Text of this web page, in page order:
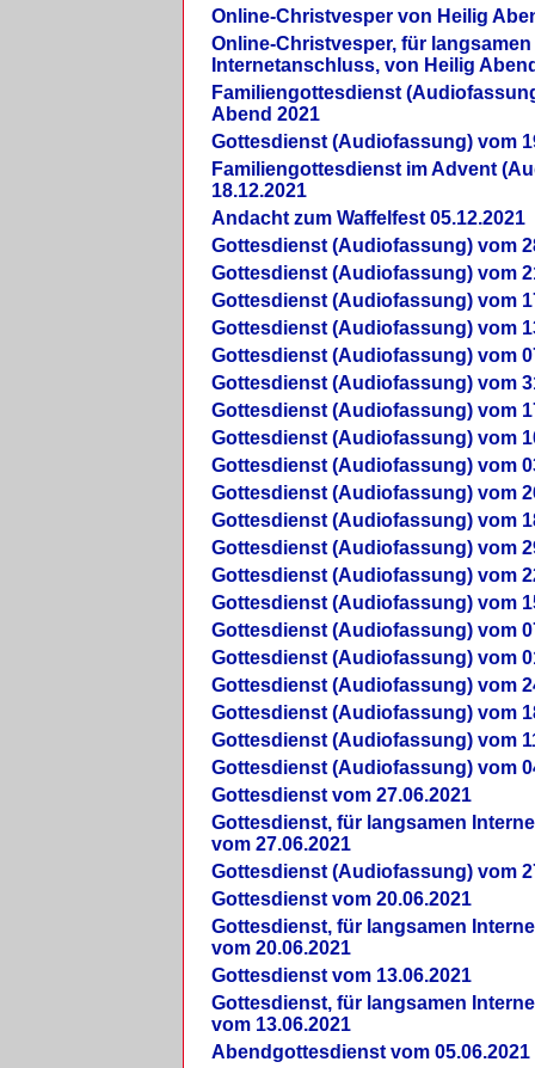
Online-Christvesper von Heilig
Online-Christvesper, für langsamen
Internetanschluss, von Heilig
Familiengottesdienst
Abend 2021
Gottesdienst (Audiofassung) vom
Familiengottesdienst im Advent
18.12.2021
Andacht zum Waffelfest 05.12.2021
Gottesdienst (Audiofassung) vom
Gottesdienst (Audiofassung) vom
Gottesdienst (Audiofassung) vom
Gottesdienst (Audiofassung) vom
Gottesdienst (Audiofassung) vom
Gottesdienst (Audiofassung) vom
Gottesdienst (Audiofassung) vom
Gottesdienst (Audiofassung) vom
Gottesdienst (Audiofassung) vom
Gottesdienst (Audiofassung) vom
Gottesdienst (Audiofassung) vom
Gottesdienst (Audiofassung) vom
Gottesdienst (Audiofassung) vom
Gottesdienst (Audiofassung) vom
Gottesdienst (Audiofassung) vom
Gottesdienst (Audiofassung) vom
Gottesdienst (Audiofassung) vom
Gottesdienst (Audiofassung) vom
Gottesdienst (Audiofassung) vom
Gottesdienst (Audiofassung) vom
Gottesdienst vom 27.06.2021
Gottesdienst, für langsamen
vom 27.06.2021
Gottesdienst (Audiofassung) vom
Gottesdienst vom 20.06.2021
Gottesdienst, für langsamen
vom 20.06.2021
Gottesdienst vom 13.06.2021
Gottesdienst, für langsamen
vom 13.06.2021
Abendgottesdienst vom 05.06.2021